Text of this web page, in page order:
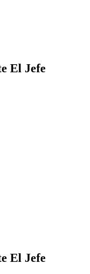
El Jefe
El Jefe